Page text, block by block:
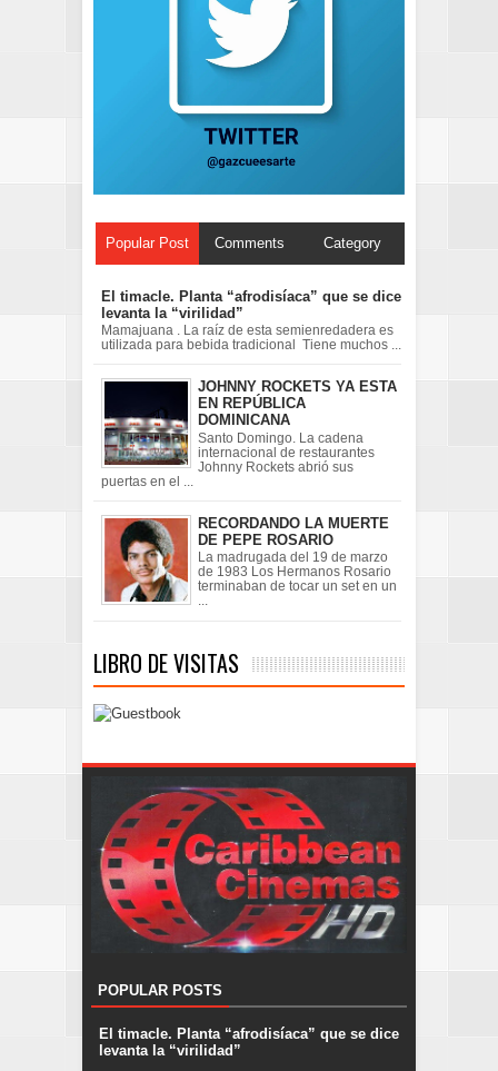
Popular Post Comments Category
El timacle. Planta “afrodisíaca” que se dice
levanta la “virilidad”
Mamajuana . La raíz de esta semienredadera es
utilizada para bebida tradicional Tiene muchos ...
JOHNNY ROCKETS YA ESTA
EN REPÚBLICA
DOMINICANA
Santo Domingo. La cadena
internacional de restaurantes
Johnny Rockets abrió sus
puertas en el ...
RECORDANDO LA MUERTE
DE PEPE ROSARIO
La madrugada del 19 de marzo
de 1983 Los Hermanos Rosario
terminaban de tocar un set en un
...
LIBRO DE VISITAS
POPULAR POSTS
El timacle. Planta “afrodisíaca” que se dice
levanta la “virilidad”